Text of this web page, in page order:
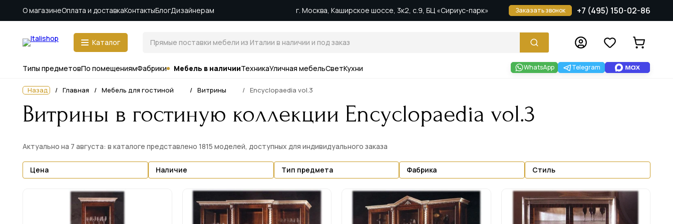
О магазинеОплата и доставкаКонтактыБлогДизайнерам г. Москва, Каширское шоссе, 3к2, с.9, БЦ «Сириус-парк» Заказать звонок +7 (495) 150-02-86
Каталог
Типы предметовПо помещениямФабрики Мебель в наличииТехникаУличная мебельСветКухни WhatsApp Telegram
Назад Главная Мебель для гостиной Витрины Encyclopaedia vol.3
Витрины в гостиную коллекции Encyclopaedia vol.3
Актуально на 7 августа: в каталоге представлено 1815 моделей, доступных для индивидуального заказа
Цена Наличие Тип предмета Фабрика Стиль